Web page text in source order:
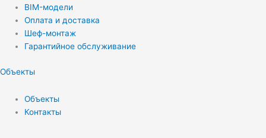
BIM-модели
Оплата и доставка
Шеф-монтаж
Гарантийное обслуживание
Объекты
Объекты
Контакты